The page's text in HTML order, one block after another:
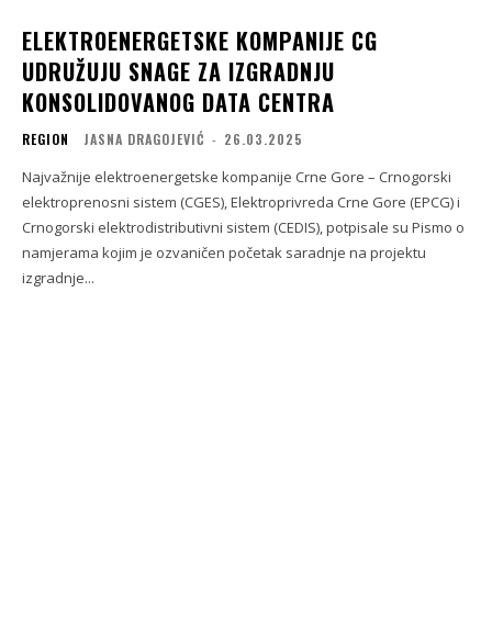
ELEKTROENERGETSKE KOMPANIJE CG
UDRUŽUJU SNAGE ZA IZGRADNJU
KONSOLIDOVANOG DATA CENTRA
REGION JASNA DRAGOJEVIĆ - 26.03.2025
Najvažnije elektroenergetske kompanije Crne Gore – Crnogorski
elektroprenosni sistem (CGES), Elektroprivreda Crne Gore (EPCG) i
Crnogorski elektrodistributivni sistem (CEDIS), potpisale su Pismo o
namjerama kojim je ozvaničen početak saradnje na projektu
izgradnje...